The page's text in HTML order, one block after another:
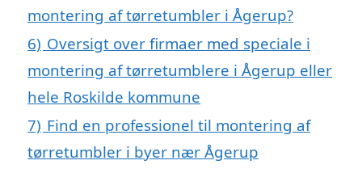
montering af tørretumbler i Ågerup?
6) Oversigt over firmaer med speciale i
montering af tørretumblere i Ågerup eller
hele Roskilde kommune
7) Find en professionel til montering af
tørretumbler i byer nær Ågerup